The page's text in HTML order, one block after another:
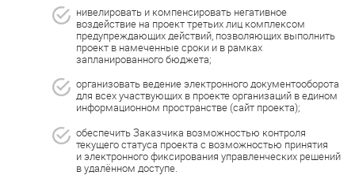
нивелировать и компенсировать негативное
воздействие на проект третьих лиц комплексом
предупреждающих действий, позволяющих выполнить
проект в намеченные сроки и в рамках
запланированного бюджета;
организовать ведение электронного документооборота
для всех участвующих в проекте организаций в едином
информационном пространстве (сайт проекта);
обеспечить Заказчика возможностью контроля
текущего статуса проекта с возможностью принятия
и электронного фиксирования управленческих решений
в удалённом доступе.